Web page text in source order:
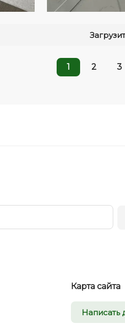
1 2 3
Карта сайта
Написать